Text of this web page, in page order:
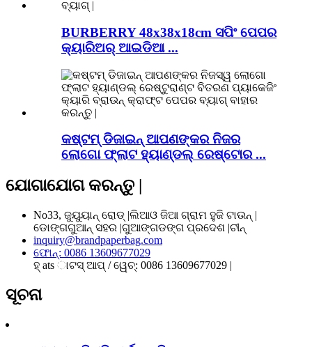
BURBERRY 48x38x18cm ସପିଂ ପେପର
କ୍ୟାରିଅର୍ ଆଇଡିଆ ...
କଷ୍ଟମ୍ ଡିଜାଇନ୍ ଆପଣଙ୍କର ନିଜର
ଲୋଗୋ ଫ୍ଲାଟ ହ୍ୟାଣ୍ଡଲ୍ ରେଷ୍ଟୋର ...
ଯୋଗାଯୋଗ କରନ୍ତୁ |
No33, ଜୁୟୁୟାନ୍ ରୋଡ୍ |ଲିଆଓ ଜିଆ ଗ୍ରାମ ହୁଜି ଟାଉନ୍ |
ଡୋଙ୍ଗଗୁଆନ୍ ସହର |ଗୁଆଙ୍ଗଡଙ୍ଗ ପ୍ରଦେଶ |ଚୀନ୍
inquiry@brandpaperbag.com
ଫୋନ୍: 0086 13609677029
ହ୍ ats ାଟସ୍ ଆପ୍ / ୱେଚ୍: 0086 13609677029 |
ସୂଚନା